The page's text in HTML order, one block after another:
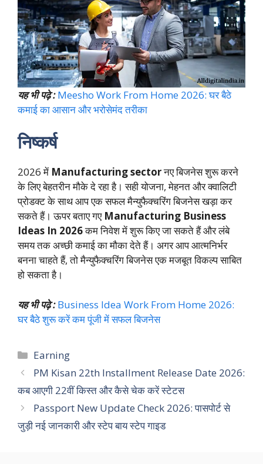
यह भी पढ़े : Meesho Work From Home 2026: घर बैठे
कमाई का आसान और भरोसेमंद तरीका
निष्कर्ष
2026 में Manufacturing sectorनए बिजनेस शुरू करने
के लिए बेहतरीन मौके दे रहा है। सही योजना, मेहनत और क्वालिटी
प्रोडक्ट के साथ आप एक सफल मैन्युफैक्चरिंग बिजनेस खड़ा कर
सकते हैं। ऊपर बताए गए Manufacturing Business
Ideas In 2026कम निवेश में शुरू किए जा सकते हैं और लंबे
समय तक अच्छी कमाई का मौका देते हैं। अगर आप आत्मनिर्भर
बनना चाहते हैं, तो मैन्युफैक्चरिंग बिजनेस एक मजबूत विकल्प साबित
हो सकता है।
यह भी पढ़े : Business Idea Work From Home 2026:
घर बैठे शुरू करें कम पूंजी में सफल बिजनेस
Categories
Earning
PM Kisan 22th Installment Release Date 2026:
कब आएगी 22वीं किस्त और कैसे चेक करें स्टेटस
Passport New Update Check 2026: पासपोर्ट से
जुड़ी नई जानकारी और स्टेप बाय स्टेप गाइड